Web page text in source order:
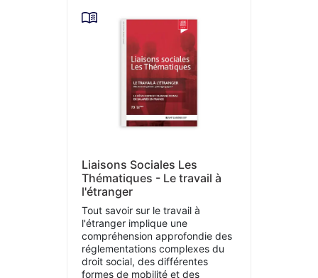
Liaisons Sociales Les
Thématiques - Le travail à
l'étranger
Tout savoir sur le travail à
l'étranger implique une
compréhension approfondie des
réglementations complexes du
droit social, des différentes
formes de mobilité et des